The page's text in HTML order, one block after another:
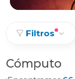
Filtros
Cómputo